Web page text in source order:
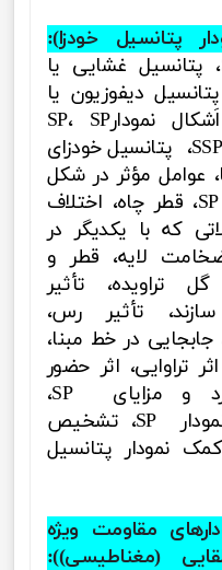
پتانسیل خودزا):
، پتانسیل غشایی یا
دیفوزیون یا
نمودارSP،SP
SSP، پتانسیل خودزای
عوامل مؤثر در شکل
SP، قطر چاه، اختلاف
که با یکدیگر در
لایه، قطر و
تراویده، تأثیر
تأثیر رس،
جابجایی در خط مبنا،
تراوایی، اثر حضور
و مزایای
SP،
SP، تشخیص
نمودار پتانسیل
مقاومت ویژه
(مغناطیسی)):